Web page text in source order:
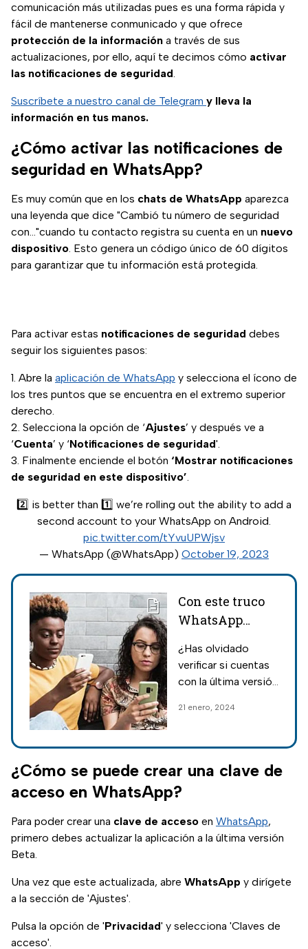
comunicación más utilizadas pues es una forma rápida y
fácil de mantenerse conmunicado y que ofrece
protección de la información a través de sus
actualizaciones, por ello, aquí te decimos cómo activar
las notificaciones de seguridad.
Suscríbete a nuestro canal de Telegram y lleva la
información en tus manos.
¿Cómo activar las notificaciones de
seguridad en WhatsApp?
Es muy común que en los chats de WhatsApp aparezca
una leyenda que dice "Cambió tu número de seguridad
con..."cuando tu contacto registra su cuenta en un nuevo
dispositivo. Esto genera un código único de 60 dígitos
para garantizar que tu información está protegida.
Para activar estas notificaciones de seguridad debes
seguir los siguientes pasos:
Abre la aplicación de WhatsApp y selecciona el ícono de
los tres puntos que se encuentra en el extremo superior
derecho.
Selecciona la opción de ‘Ajustes’ y después ve a
‘Cuenta’ y ‘Notificaciones de seguridad'.
Finalmente enciende el botón ‘Mostrar notificaciones
de seguridad en este dispositivo’.
2️⃣ is better than 1️⃣ we’re rolling out the ability to add a
second account to your WhatsApp on Android.
pic.twitter.com/tYvuUPWjsv
— WhatsApp (@WhatsApp) October 19, 2023
Con este truco
WhatsApp
estar
actualizado
¿Has olvidado
verificar si cuentas
con la última versión
te mostramos un
aplicación se
automáticamente
21 enero, 2024
¿Cómo se puede crear una clave de
acceso en WhatsApp?
Para poder crear una clave de acceso en WhatsApp,
primero debes actualizar la aplicación a la última versión
Beta.
Una vez que este actualizada, abre WhatsApp y dirígete
a la sección de 'Ajustes'.
Pulsa la opción de 'Privacidad' y selecciona 'Claves de
acceso'.